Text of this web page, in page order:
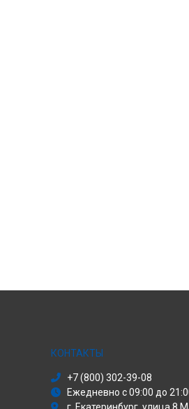
КОНТАКТЫ
+7 (800) 302-39-08
Ежедневно с 09:00 до